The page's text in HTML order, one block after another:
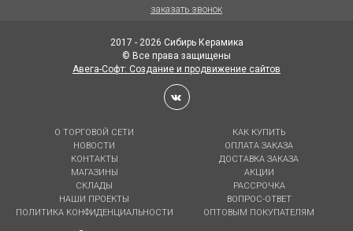
заказать звонок
2017 - 2026 Сибирь Керамика
© Все права защищены
Авега-Софт: Создание и продвижение сайтов
О ТОРГОВОЙ СЕТИ
НОВОСТИ
КОНТАКТЫ
МАГАЗИНЫ
СКЛАДЫ
НАШИ ПРОЕКТЫ
ПОЛИТИКА КОНФИДЕНЦИАЛЬНОСТИ
КАК КУПИТЬ
ОПЛАТА ЗАКАЗА
ДОСТАВКА ЗАКАЗА
АКЦИИ
РАССРОЧКА
ВОПРОС-ОТВЕТ
ОПТОВЫМ ПОКУПАТЕЛЯМ